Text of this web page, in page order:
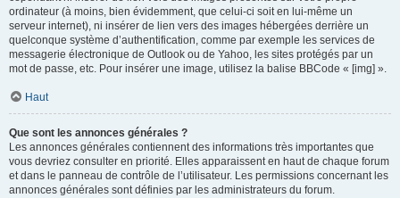
ordinateur (à moins, bien évidemment, que celui-ci soit en lui-même un
serveur internet), ni insérer de lien vers des images hébergées derrière un
quelconque système d’authentification, comme par exemple les services de
messagerie électronique de Outlook ou de Yahoo, les sites protégés par un
mot de passe, etc. Pour insérer une image, utilisez la balise BBCode « [img] ».
Haut
Que sont les annonces générales ?
Les annonces générales contiennent des informations très importantes que
vous devriez consulter en priorité. Elles apparaissent en haut de chaque forum
et dans le panneau de contrôle de l’utilisateur. Les permissions concernant les
annonces générales sont définies par les administrateurs du forum.